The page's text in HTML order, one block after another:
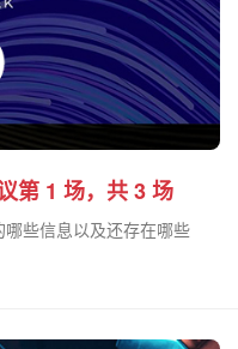
第 1 场，共 3 场
些信息以及还存在哪些